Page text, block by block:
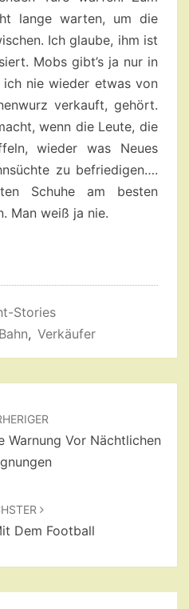
lange warten, um die
Ich glaube, ihm ist
Mobs gibt’s ja nur in
ich nie wieder etwas von
verkauft, gehört.
wenn die Leute, die
wieder was Neues
zu befriedigen….
Schuhe am besten
Man weiß ja nie.
Stories
, Verkäufer
Warnung Vor Nächtlichen
Dem Football